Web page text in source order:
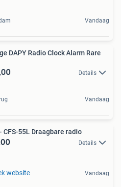
Vandaag
DAPY Radio Clock Alarm Rare
Details
Vandaag
CFS-55L Draagbare radio
Details
website Vandaag